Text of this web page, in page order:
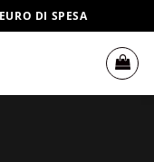
DI SPESA